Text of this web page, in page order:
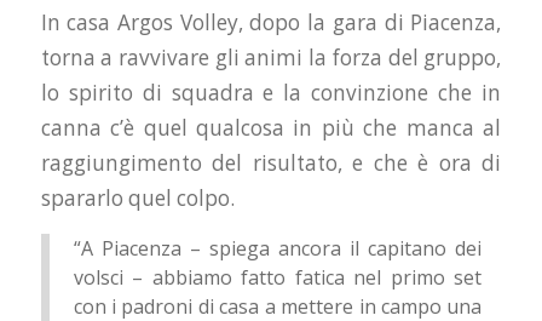
In casa Argos Volley, dopo la gara di Piacenza,
torna a ravvivare gli animi la forza del gruppo,
lo spirito di squadra e la convinzione che in
canna c’è quel qualcosa in più che manca al
raggiungimento del risultato, e che è ora di
spararlo quel colpo.
“A Piacenza – spiega ancora il capitano dei
volsci – abbiamo fatto fatica nel primo set
con i padroni di casa a mettere in campo una